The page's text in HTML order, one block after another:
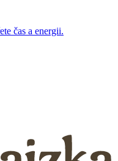
čas a energii.